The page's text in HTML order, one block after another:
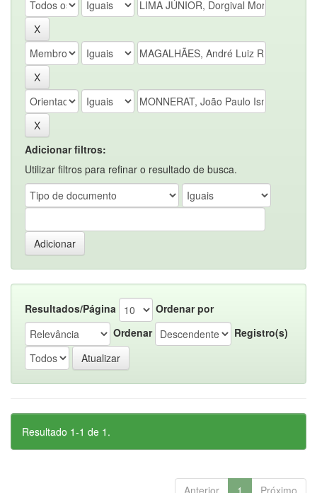
Adicionar filtros:
Utilizar filtros para refinar o resultado de busca.
Resultados/Página
Ordenar por
Ordenar
Registro(s)
Resultado 1-1 de 1.
Anterior 1 Próximo